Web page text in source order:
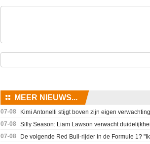
⚏ MEER NIEUWS...
07-08
Kimi Antonelli stijgt boven zijn eigen
07-08 Silly Season: Liam Lawson verwacht
07-08
De volgende Red Bull-rijder in de Formule 1?